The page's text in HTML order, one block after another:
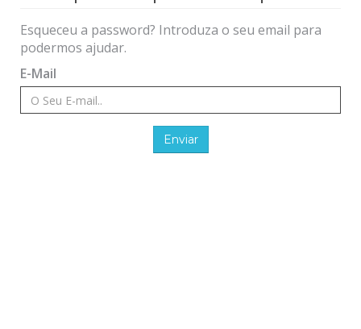
Esqueceu a password? Introduza o seu email para
podermos ajudar.
E-Mail
Enviar